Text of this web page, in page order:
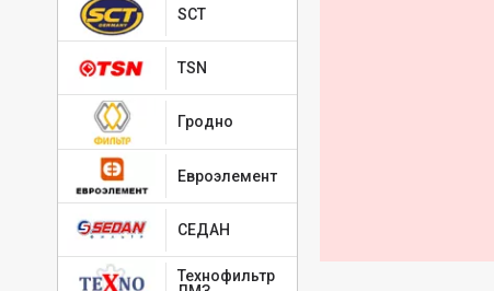
SCT
TSN
Гродно
Евроэлемент
СЕДАН
Технофильтр